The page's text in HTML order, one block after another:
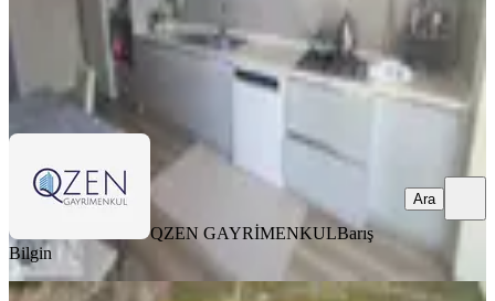
QZEN GAYRİMENKUL Barış Bilgin
QZEN GAYRİMENKULBarış
Bilgin
Ara